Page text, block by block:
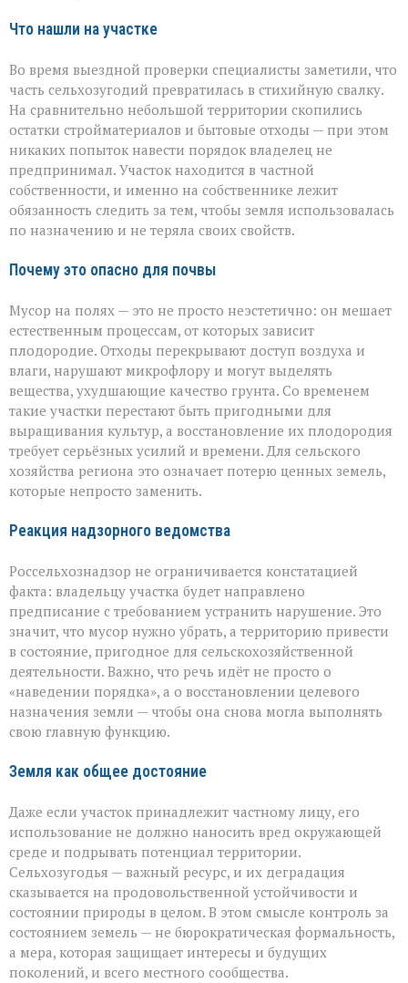
Что нашли на участке
Во время выездной проверки специалисты заметили, что
часть сельхозугодий превратилась в стихийную свалку.
На сравнительно небольшой территории скопились
остатки стройматериалов и бытовые отходы — при этом
никаких попыток навести порядок владелец не
предпринимал. Участок находится в частной
собственности, и именно на собственнике лежит
обязанность следить за тем, чтобы земля использовалась
по назначению и не теряла своих свойств.
Почему это опасно для почвы
Мусор на полях — это не просто неэстетично: он мешает
естественным процессам, от которых зависит
плодородие. Отходы перекрывают доступ воздуха и
влаги, нарушают микрофлору и могут выделять
вещества, ухудшающие качество грунта. Со временем
такие участки перестают быть пригодными для
выращивания культур, а восстановление их плодородия
требует серьёзных усилий и времени. Для сельского
хозяйства региона это означает потерю ценных земель,
которые непросто заменить.
Реакция надзорного ведомства
Россельхознадзор не ограничивается констатацией
факта: владельцу участка будет направлено
предписание с требованием устранить нарушение. Это
значит, что мусор нужно убрать, а территорию привести
в состояние, пригодное для сельскохозяйственной
деятельности. Важно, что речь идёт не просто о
«наведении порядка», а о восстановлении целевого
назначения земли — чтобы она снова могла выполнять
свою главную функцию.
Земля как общее достояние
Даже если участок принадлежит частному лицу, его
использование не должно наносить вред окружающей
среде и подрывать потенциал территории.
Сельхозугодья — важный ресурс, и их деградация
сказывается на продовольственной устойчивости и
состоянии природы в целом. В этом смысле контроль за
состоянием земель — не бюрократическая формальность,
а мера, которая защищает интересы и будущих
поколений, и всего местного сообщества.